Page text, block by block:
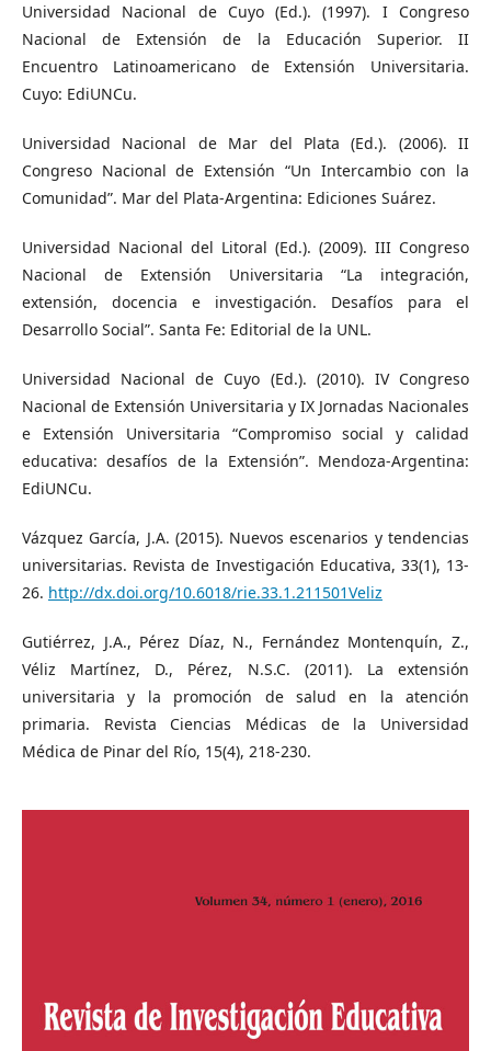
Universidad Nacional de Cuyo (Ed.). (1997). I Congreso
Nacional de Extensión de la Educación Superior. II
Encuentro Latinoamericano de Extensión Universitaria.
Cuyo: EdiUNCu.
Universidad Nacional de Mar del Plata (Ed.). (2006). II
Congreso Nacional de Extensión “Un Intercambio con la
Comunidad”. Mar del Plata-Argentina: Ediciones Suárez.
Universidad Nacional del Litoral (Ed.). (2009). III Congreso
Nacional de Extensión Universitaria “La integración,
extensión, docencia e investigación. Desafíos para el
Desarrollo Social”. Santa Fe: Editorial de la UNL.
Universidad Nacional de Cuyo (Ed.). (2010). IV Congreso
Nacional de Extensión Universitaria y IX Jornadas Nacionales
e Extensión Universitaria “Compromiso social y calidad
educativa: desafíos de la Extensión”. Mendoza-Argentina:
EdiUNCu.
Vázquez García, J.A. (2015). Nuevos escenarios y tendencias
universitarias. Revista de Investigación Educativa, 33(1), 13-
26. http://dx.doi.org/10.6018/rie.33.1.211501Veliz
Gutiérrez, J.A., Pérez Díaz, N., Fernández Montenquín, Z.,
Véliz Martínez, D., Pérez, N.S.C. (2011). La extensión
universitaria y la promoción de salud en la atención
primaria. Revista Ciencias Médicas de la Universidad
Médica de Pinar del Río, 15(4), 218-230.